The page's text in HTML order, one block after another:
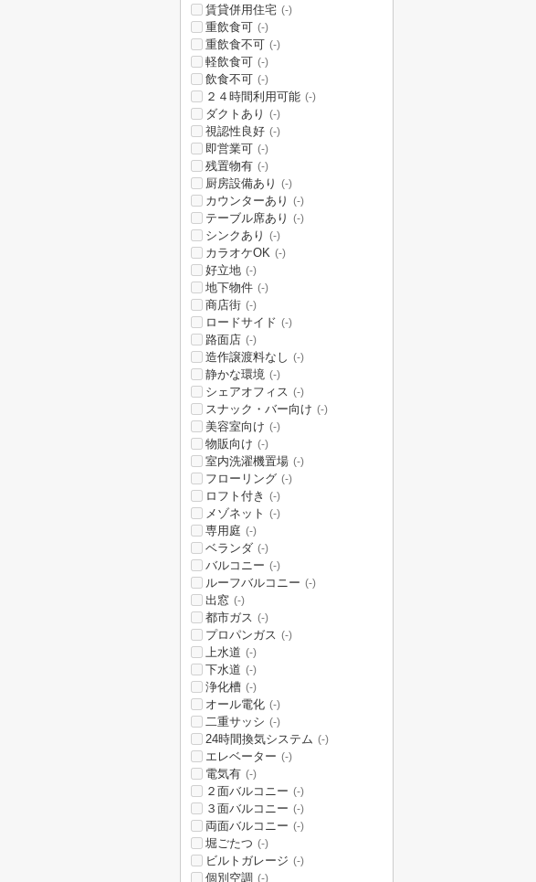
賃貸併用住宅 (-)
重飲食可 (-)
重飲食不可 (-)
軽飲食可 (-)
飲食不可 (-)
２４時間利用可能 (-)
ダクトあり (-)
視認性良好 (-)
即営業可 (-)
残置物有 (-)
厨房設備あり (-)
カウンターあり (-)
テーブル席あり (-)
シンクあり (-)
カラオケOK (-)
好立地 (-)
地下物件 (-)
商店街 (-)
ロードサイド (-)
路面店 (-)
造作譲渡料なし (-)
静かな環境 (-)
シェアオフィス (-)
スナック・バー向け (-)
美容室向け (-)
物販向け (-)
室内洗濯機置場 (-)
フローリング (-)
ロフト付き (-)
メゾネット (-)
専用庭 (-)
ベランダ (-)
バルコニー (-)
ルーフバルコニー (-)
出窓 (-)
都市ガス (-)
プロパンガス (-)
上水道 (-)
下水道 (-)
浄化槽 (-)
オール電化 (-)
二重サッシ (-)
24時間換気システム (-)
エレベーター (-)
電気有 (-)
２面バルコニー (-)
３面バルコニー (-)
両面バルコニー (-)
堀ごたつ (-)
ビルトガレージ (-)
個別空調 (-)